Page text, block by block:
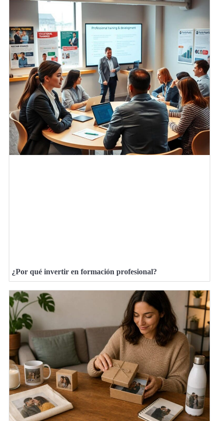
¿Por qué invertir en formación profesional?